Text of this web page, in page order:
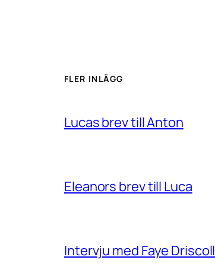
FLER INLÄGG
Lucas brev till Anton
Eleanors brev till Luca
Intervju med Faye Driscoll